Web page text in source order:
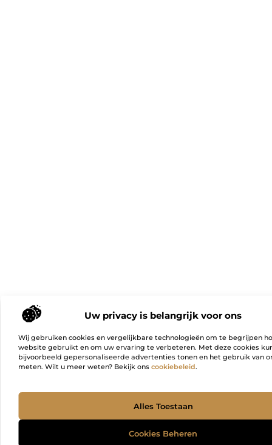
Uw privacy is belangrijk voor ons
Wij gebruiken cookies en vergelijkbare technologieën om te begrijpen
website gebruikt en om uw ervaring te verbeteren. Met deze cookies
bijvoorbeeld gepersonaliseerde advertenties tonen en het gebruik van
meten. Wilt u meer weten? Bekijk ons cookiebeleid.
Alles Toestaan
Cookies Beheren